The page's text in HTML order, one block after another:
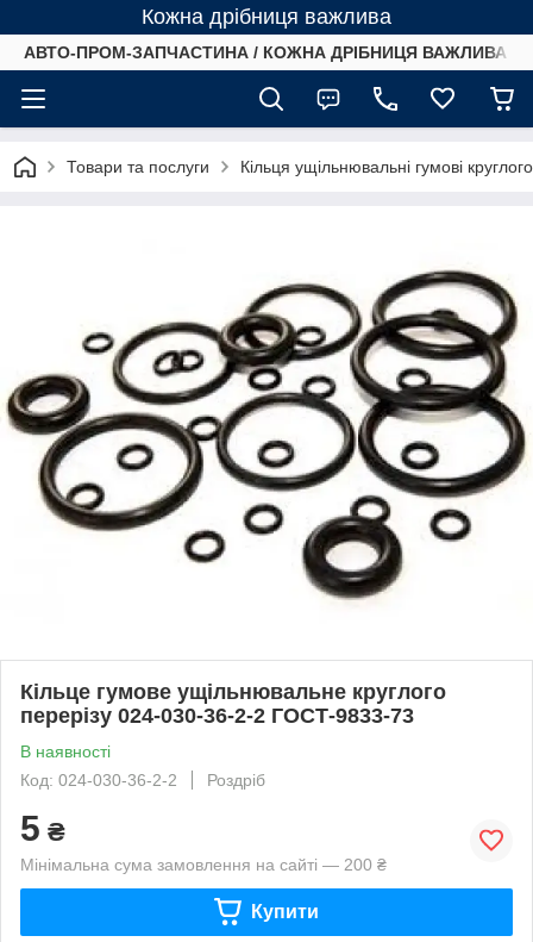
Кожна дрібниця важлива
АВТО-ПРОМ-ЗАПЧАСТИНА / КОЖНА ДРІБНИЦЯ ВАЖЛИВА /
Товари та послуги Кільця ущільнювальні гумові
Кільце гумове ущільнювальне круглого
перерізу 024-030-36-2-2 ГОСТ-9833-73
В наявності
Код: 024-030-36-2-2
Роздріб
5 ₴
Мінімальна сума замовлення на сайті — 200 ₴
Купити